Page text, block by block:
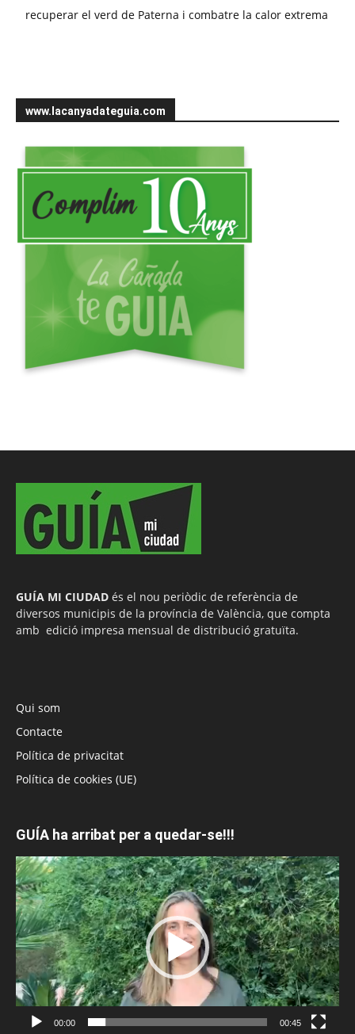
recuperar el verd de Paterna i combatre la calor extrema
www.lacanyadateguia.com
GUÍA MI CIUDAD és el nou periòdic de referència de
diversos municipis de la província de València, que compta
amb edició impresa mensual de distribució gratuïta.
Qui som
Contacte
Política de privacitat
Política de cookies (UE)
GUÍA ha arribat per a quedar-se!!!
Reproductor
de
vídeo
00:00 00:45